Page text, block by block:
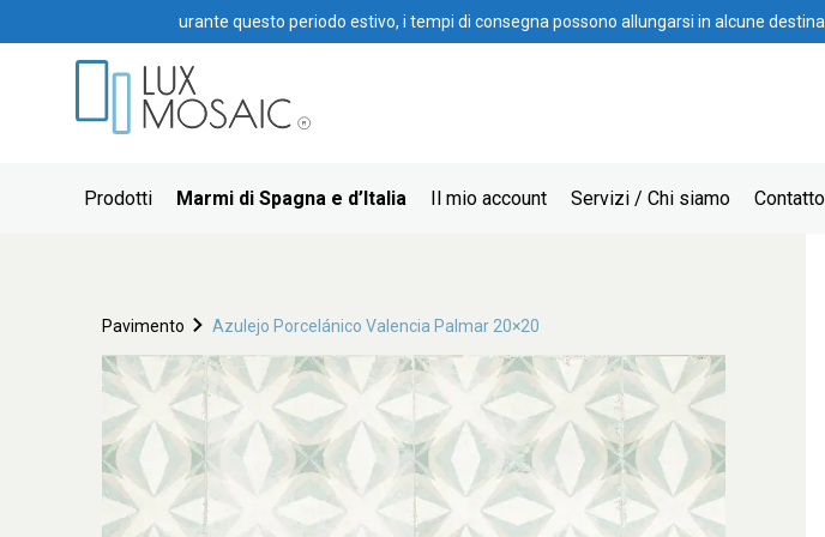
urante questo periodo estivo, i tempi di consegna possono allungarsi in alcune
Prodotti Marmi di Spagna e d’Italia Il mio account Servizi / Chi siamo Contatto
Pavimento Azulejo Porcelánico Valencia Palmar 20×20